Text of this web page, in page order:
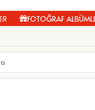
FOTOĞRAF ALBÜMLERİ